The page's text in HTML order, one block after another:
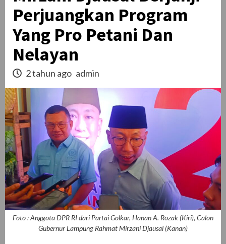
Perjuangkan Program
Yang Pro Petani Dan
Nelayan
2 tahun ago admin
Foto : Anggota DPR RI dari Partai Golkar, Hanan A. Rozak (Kiri), Calon
Gubernur Lampung Rahmat Mirzani Djausal (Kanan)